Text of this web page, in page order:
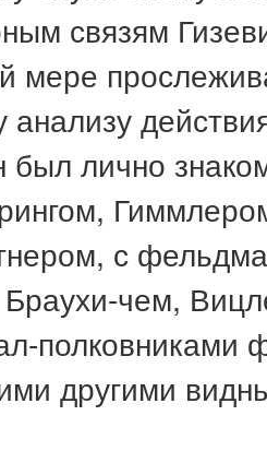
связям
мере
анализу
лично
с
чем,
другими